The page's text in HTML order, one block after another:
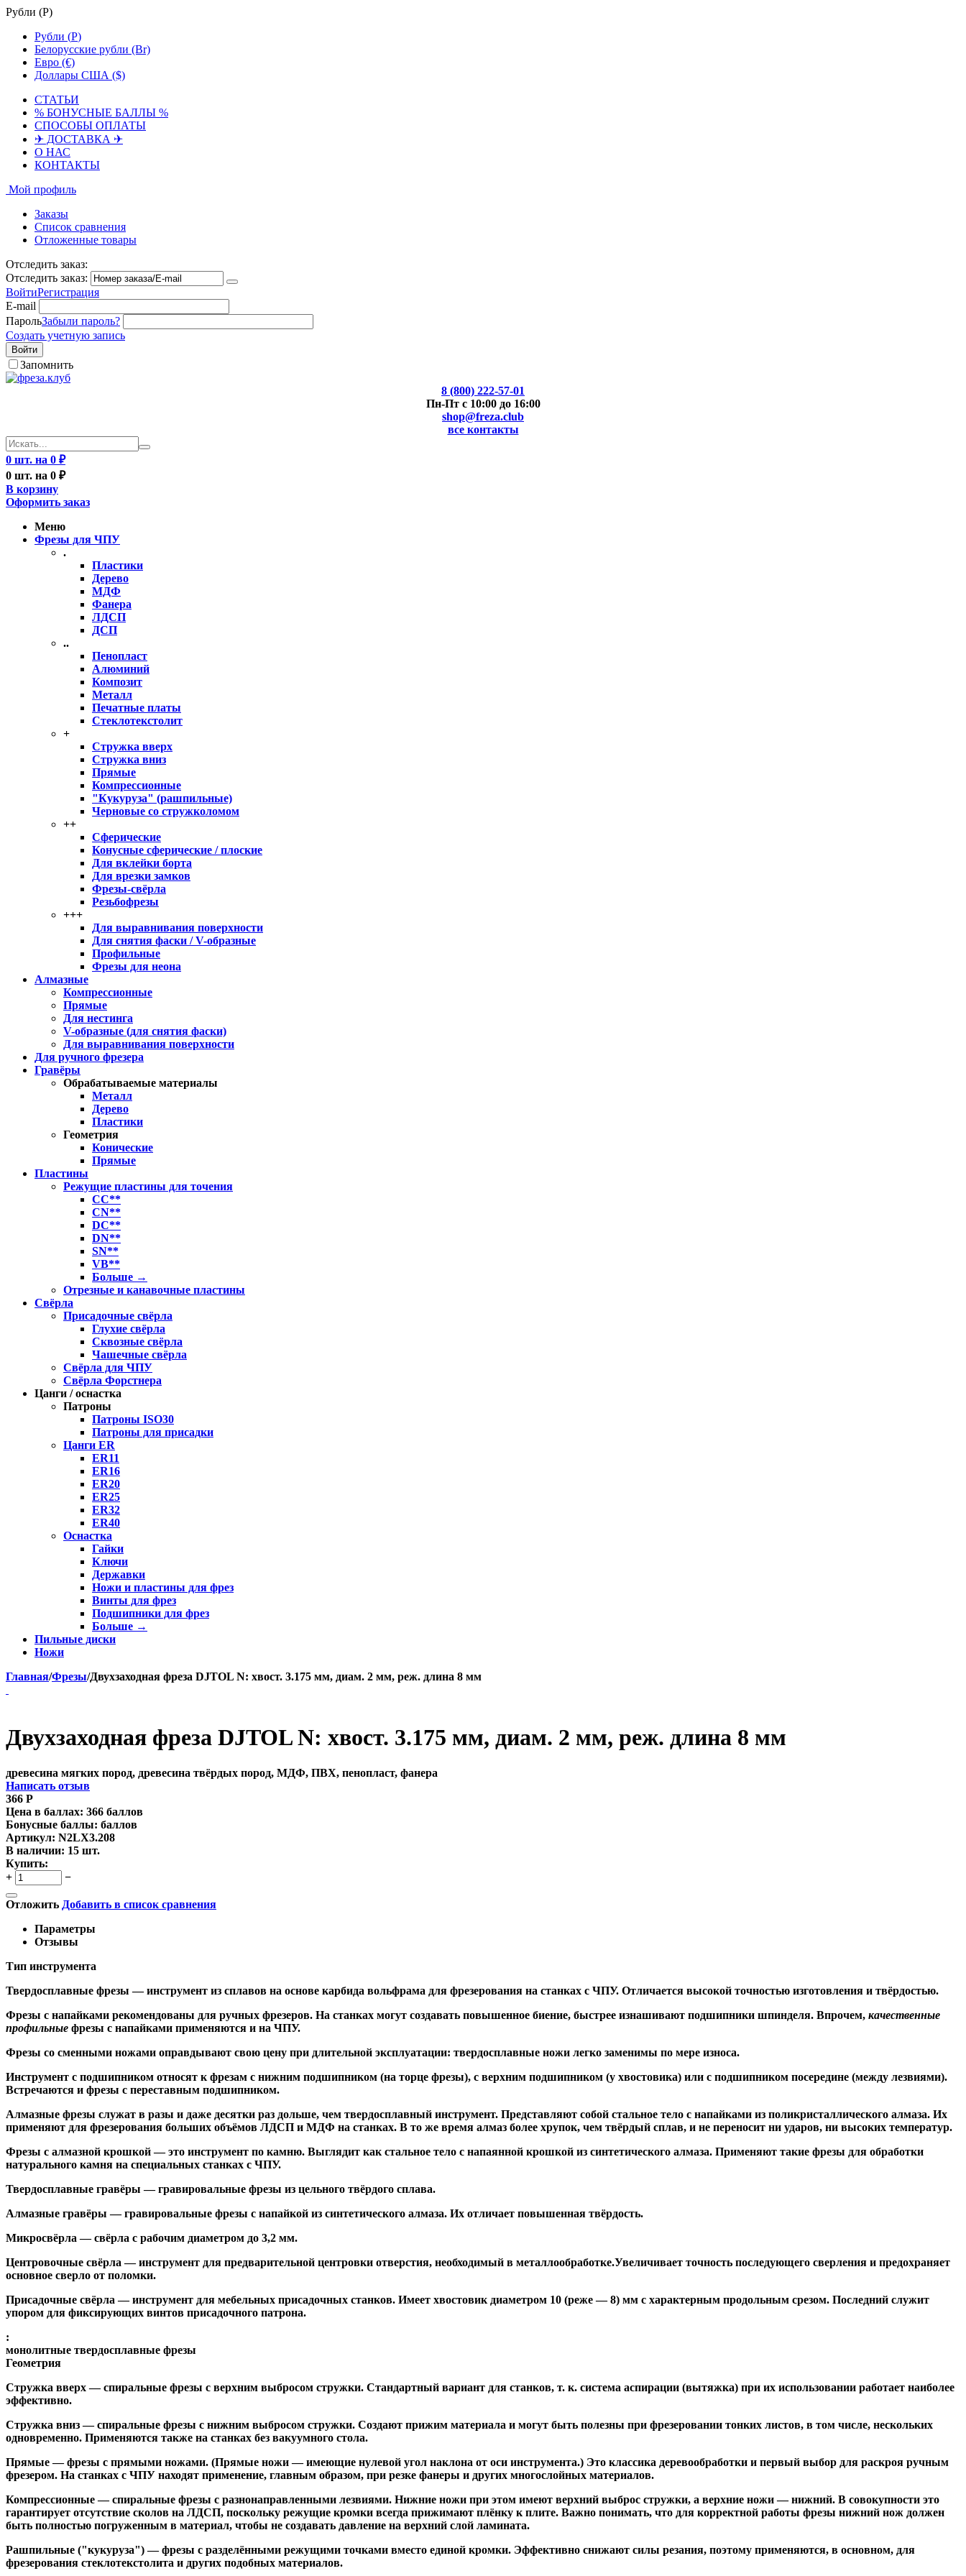
Рубли (Р)
Рубли (Р)
Белорусские рубли (Br)
Евро (€)
Доллары США ($)
СТАТЬИ
% БОНУСНЫЕ БАЛЛЫ %
СПОСОБЫ ОПЛАТЫ
✈ ДОСТАВКА ✈
О НАС
КОНТАКТЫ
Мой профиль
Заказы
Список сравнения
Отложенные товары
Отследить заказ:
Отследить заказ:
ВойтиРегистрация
E-mail
ПарольЗабыли пароль?
Создать учетную запись
Войти
Запомнить
8 (800) 222-57-01
Пн-Пт с 10:00 до 16:00
shop@freza.club
все контакты
0 шт. на 0 ₽
0 шт. на 0 ₽
В корзину
Оформить заказ
Меню
Фрезы для ЧПУ
.
Пластики
Дерево
МДФ
Фанера
ЛДСП
ДСП
..
Пенопласт
Алюминий
Композит
Металл
Печатные платы
Стеклотекстолит
+
Стружка вверх
Стружка вниз
Прямые
Компрессионные
"Кукуруза" (рашпильные)
Черновые со стружколомом
++
Сферические
Конусные сферические / плоские
Для вклейки борта
Для врезки замков
Фрезы-свёрла
Резьбофрезы
+++
Для выравнивания поверхности
Для снятия фаски / V-образные
Профильные
Фрезы для неона
Алмазные
Компрессионные
Прямые
Для нестинга
V-образные (для снятия фаски)
Для выравнивания поверхности
Для ручного фрезера
Гравёры
Обрабатываемые материалы
Металл
Дерево
Пластики
Геометрия
Конические
Прямые
Пластины
Режущие пластины для точения
CC**
CN**
DC**
DN**
SN**
VB**
Больше →
Отрезные и канавочные пластины
Свёрла
Присадочные свёрла
Глухие свёрла
Сквозные свёрла
Чашечные свёрла
Свёрла для ЧПУ
Свёрла Форстнера
Цанги / оснастка
Патроны
Патроны ISO30
Патроны для присадки
Цанги ER
ER11
ER16
ER20
ER25
ER32
ER40
Оснастка
Гайки
Ключи
Державки
Ножи и пластины для фрез
Винты для фрез
Подшипники для фрез
Больше →
Пильные диски
Ножи
Главная/Фрезы/Двухзаходная фреза DJTOL N: хвост. 3.175 мм, диам. 2 мм, реж. длина 8 мм
Двухзаходная фреза DJTOL N: хвост. 3.175 мм, диам. 2 мм, реж. длина 8 мм
древесина мягких пород, древесина твёрдых пород, МДФ, ПВХ, пенопласт, фанера
Написать отзыв
366 Р
Цена в баллах: 366 баллов
Бонусные баллы: баллов
Артикул: N2LX3.208
В наличии: 15 шт.
Купить:
+
−
Отложить Добавить в список сравнения
Параметры
Отзывы
Тип инструмента
Твердосплавные фрезы — инструмент из сплавов на основе карбида вольфрама для фрезерования на станках с ЧПУ. Отличается высокой точностью изготовления и твёрдостью.
Фрезы с напайками рекомендованы для ручных фрезеров. На станках могут создавать повышенное биение, быстрее изнашивают подшипники шпинделя. Впрочем, качественные
профильные фрезы с напайками применяются и на ЧПУ.
Фрезы со сменными ножами оправдывают свою цену при длительной эксплуатации: твердосплавные ножи легко заменимы по мере износа.
Инструмент с подшипником относят к фрезам с нижним подшипником (на торце фрезы), с верхним подшипником (у хвостовика) или с подшипником посередине (между лезвиями).
Встречаются и фрезы с переставным подшипником.
Алмазные фрезы служат в разы и даже десятки раз дольше, чем твердосплавный инструмент. Представляют собой стальное тело с напайками из поликристаллического алмаза. Их
применяют для фрезерования больших объёмов ЛДСП и МДФ на станках. В то же время алмаз более хрупок, чем твёрдый сплав, и не переносит ни ударов, ни высоких температур.
Фрезы с алмазной крошкой— это инструмент по камню. Выглядит как стальное тело с напаянной крошкой из синтетического алмаза. Применяют такие фрезы для обработки
натурального камня на специальных станках с ЧПУ.
Твердосплавные гравёры — гравировальные фрезы из цельного твёрдого сплава.
Алмазные гравёры — гравировальные фрезы с напайкой из синтетического алмаза. Их отличает повышенная твёрдость.
Микросвёрла — свёрла с рабочим диаметром до 3,2 мм.
Центровочные свёрла — инструмент для предварительной центровки отверстия, необходимый в металлообработке.Увеличивает точность последующего сверления и предохраняет
основное сверло от поломки.
Присадочные свёрла — инструмент для мебельных присадочных станков. Имеет хвостовик диаметром 10 (реже — 8) мм с характерным продольным срезом. Последний служит
упором для фиксирующих винтов присадочного патрона.
:
монолитные твердосплавные фрезы
Геометрия
Стружка вверх— спиральные фрезы с верхним выбросом стружки. Стандартный вариант для станков, т. к. система аспирации (вытяжка) при их использовании работает наиболее
эффективно.
Стружка вниз— спиральные фрезы с нижним выбросом стружки. Создают прижим материала и могут быть полезны при фрезеровании тонких листов, в том числе, нескольких
одновременно. Применяются также на станках без вакуумного стола.
Прямые— фрезы с прямыми ножами. (Прямые ножи — имеющие нулевой угол наклона от оси инструмента.) Это классика деревообработки и первый выбор для раскроя ручным
фрезером. На станках с ЧПУ находят применение, главным образом, при резке фанеры и других многослойных материалов.
Компрессионные— спиральные фрезы с разнонаправленными лезвиями. Нижние ножи при этом имеют верхний выброс стружки, а верхние ножи — нижний. В совокупности это
гарантирует отсутствие сколов на ЛДСП, поскольку режущие кромки всегда прижимают плёнку к плите. Важно понимать, что для корректной работы фрезы нижний нож должен
быть полностью погруженным в материал, чтобы не создавать давление на верхний слой ламината.
Рашпильные ("кукуруза")— фрезы с разделёнными режущими точками вместо единой кромки. Эффективно снижают силы резания, поэтому применяются, в основном, для
фрезерования стеклотекстолита и других подобных материалов.